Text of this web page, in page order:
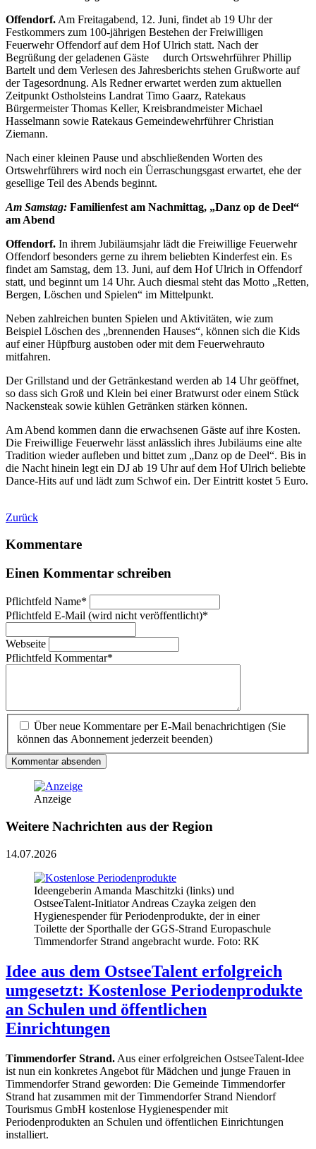
Offendorf. Am Freitagabend, 12. Juni, findet ab 19 Uhr der
Festkommers zum 100-jährigen Bestehen der Freiwilligen
Feuerwehr Offendorf auf dem Hof Ulrich statt. Nach der
Begrüßung der geladenen Gäste
durch Ortswehrführer Phillip
Bartelt und dem Verlesen des Jahresberichts stehen Grußworte auf
der Tagesordnung. Als Redner erwartet werden zum aktuellen
Zeitpunkt Ostholsteins Landrat Timo Gaarz, Ratekaus
Bürgermeister Thomas Keller, Kreisbrandmeister Michael
Hasselmann sowie Ratekaus Gemeindewehrführer Christian
Ziemann.
Nach einer kleinen Pause und abschließenden Worten des
Ortswehrführers wird noch ein Üerraschungsgast erwartet, ehe der
gesellige Teil des Abends beginnt.
Am Samstag: Familienfest am Nachmittag, „Danz op de Deel“
am Abend
Offendorf. In ihrem Jubiläumsjahr lädt die Freiwillige Feuerwehr
Offendorf besonders gerne zu ihrem beliebten Kinderfest ein. Es
findet am Samstag, dem 13. Juni, auf dem Hof Ulrich in Offendorf
statt, und beginnt um 14 Uhr. Auch diesmal steht das Motto „Retten,
Bergen, Löschen und Spielen“ im Mittelpunkt.
Neben zahlreichen bunten Spielen und Aktivitäten, wie zum
Beispiel Löschen des „brennenden Hauses“, können sich die Kids
auf einer Hüpfburg austoben oder mit dem Feuerwehrauto
mitfahren.
Der Grillstand und der Getränkestand werden ab 14 Uhr geöffnet,
so dass sich Groß und Klein bei einer Bratwurst oder einem Stück
Nackensteak sowie kühlen Getränken stärken können.
Am Abend kommen dann die erwachsenen Gäste auf ihre Kosten.
Die Freiwillige Feuerwehr lässt anlässlich ihres Jubiläums eine alte
Tradition wieder aufleben und bittet zum „Danz op de Deel“. Bis in
die Nacht hinein legt ein DJ ab 19 Uhr auf dem Hof Ulrich beliebte
Dance-Hits auf und lädt zum Schwof ein. Der Eintritt kostet 5 Euro.
Zurück
Kommentare
Einen Kommentar schreiben
Pflichtfeld Name*
Pflichtfeld E-Mail (wird nicht veröffentlicht)*
Webseite
Pflichtfeld Kommentar*
Über neue Kommentare per E-Mail benachrichtigen (Sie
können das Abonnement jederzeit beenden)
Kommentar absenden
Anzeige
Weitere Nachrichten aus der Region
14.07.2026
Ideengeberin Amanda Maschitzki (links) und
OstseeTalent-Initiator Andreas Czayka zeigen den
Hygienespender für Periodenprodukte, der in einer
Toilette der Sporthalle der GGS-Strand Europaschule
Timmendorfer Strand angebracht wurde. Foto: RK
Idee aus dem OstseeTalent erfolgreich
umgesetzt: Kostenlose Periodenprodukte
an Schulen und öffentlichen
Einrichtungen
Timmendorfer Strand. Aus einer erfolgreichen OstseeTalent-Idee
ist nun ein konkretes Angebot für Mädchen und junge Frauen in
Timmendorfer Strand geworden: Die Gemeinde Timmendorfer
Strand hat zusammen mit der Timmendorfer Strand Niendorf
Tourismus GmbH kostenlose Hygienespender mit
Periodenprodukten an Schulen und öffentlichen Einrichtungen
installiert.